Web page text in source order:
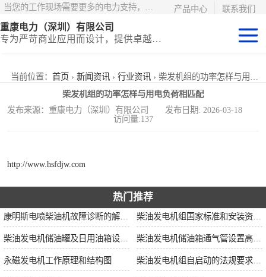
联系我们
产品中心
重康电力（深圳）有限公司
专为严苛商业应用而设计，提供卓越的价值和匹配的功能
当前位置： 首页 › 新闻资讯 › 行业资讯 › 柴发机组的功率怎样与用电负荷相匹配
柴发机组的功率怎样与用电负荷相匹配
发布来源：重康电力（深圳）有限公司 发布日期: 2026-03-18
访问量:137
http://www.hsfdjw.com
热门推荐
永磁发电机工作原理和结构图
静音型集装箱电
站
移动式挂车电站